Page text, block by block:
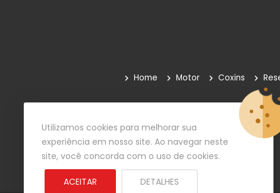
Home Motor Coxins
Utilizamos cookies para melhorar sua
experiência em nosso site. Ao navegar neste
site, você concorda com o uso de cookies.
ACEITAR DETALHES